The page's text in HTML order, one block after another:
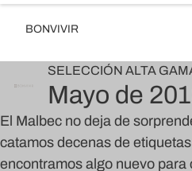
BONVIVIR
SELECCIÓN ALTA
Mayo de
El Malbec no deja de
catamos decenas de
encontramos algo nuevo para